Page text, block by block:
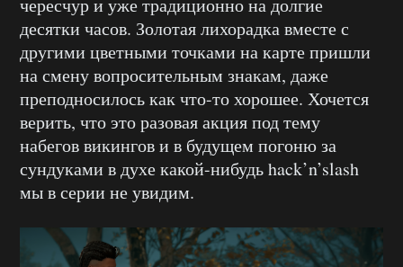
чересчур и уже традиционно на долгие
десятки часов. Золотая лихорадка вместе с
другими цветными точками на карте пришли
на смену вопросительным знакам, даже
преподносилось как что-то хорошее. Хочется
верить, что это разовая акция под тему
набегов викингов и в будущем погоню за
сундуками в духе какой-нибудь hack’n’slash
мы в серии не увидим.